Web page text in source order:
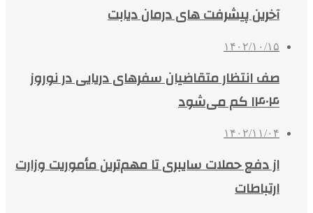
آخرین پیشرفت‌ های درمان دیابت
۱۴۰۲/۱۰/۱۵
صف انتظار متقاضیان سفرهای دریایی در نوروز
۱۴۰۴ کم می‌شود
۱۴۰۲/۱۱/۰۴
از دفع حملات سایبری تا مهم‌ترین مأموریت وزارت
ارتباطات